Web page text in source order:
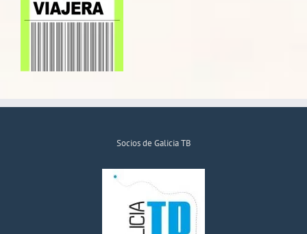
Socios de Galicia TB